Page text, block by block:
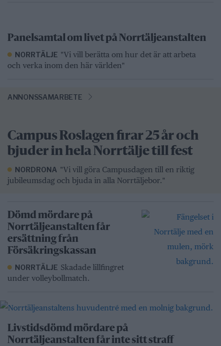
Panelsamtal om livet på Norrtäljeanstalten
NORRTÄLJE "Vi vill berätta om hur det är att arbeta
och verka inom den här världen"
ANNONSSAMARBETE
Campus Roslagen firar 25 år och
bjuder in hela Norrtälje till fest
NORDRONA "Vi vill göra Campusdagen till en riktig
jubileumsdag och bjuda in alla Norrtäljebor."
Dömd mördare på
Norrtäljeanstalten får
ersättning från
Försäkringskassan
NORRTÄLJE Skadade lillfingret
under volleybollmatch.
Livstidsdömd mördare på
Norrtäljeanstalten får inte sitt straff